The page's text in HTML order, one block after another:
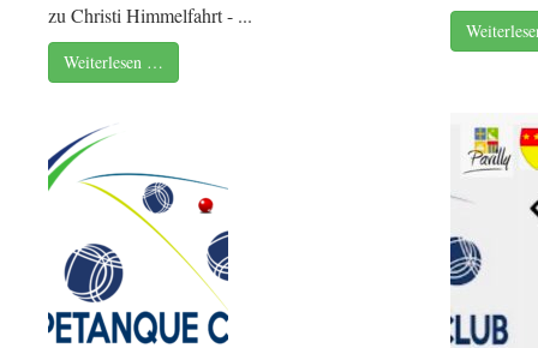
zu Christi Himmelfahrt - ...
Weiterlesen …